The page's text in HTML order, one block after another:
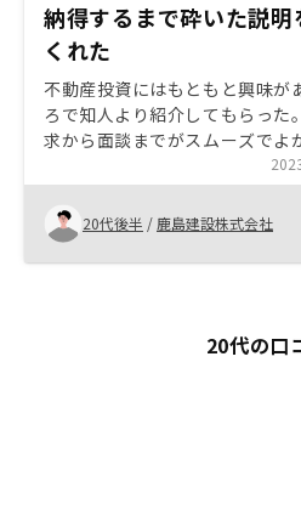
納得するまで砕いた説明
くれた
不動産投資にはもともと興味が
ろで知人より紹介してもらった
求から面談までがスムーズでよ
また質問にも随時回答いただけ
絡体制が整っている。 また、面
談までスピード感があり、内容
ちに段階を踏むことができると
こちらについては、賛否両論か
ローンと同じ口座だけだと、月
20代後半 / 鹿島建設株式会社
20代の口